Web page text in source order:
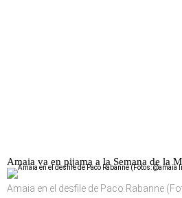
Amaia va en pijama a la Semana de la
Amaia en el desfile de Paco Rabanne